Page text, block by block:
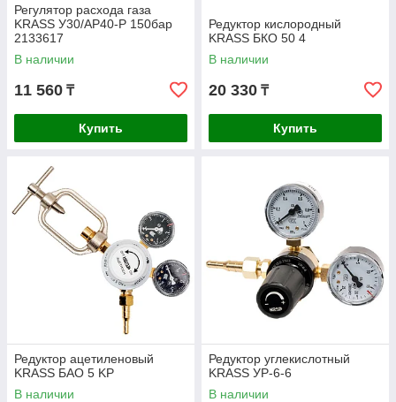
Регулятор расхода газа
KRASS У30/АР40-Р 150бар
2133617
В наличии
11 560 ₸
Купить
Редуктор кислородный
KRASS БКО 50 4
В наличии
20 330 ₸
Купить
Редуктор ацетиленовый
KRASS БАО 5 KP
В наличии
Редуктор углекислотный
KRASS УР-6-6
В наличии